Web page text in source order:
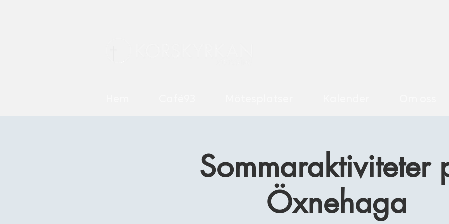
Sommaraktiviteter
Öxnehaga